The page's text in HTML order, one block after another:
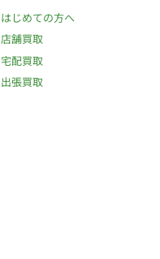
はじめての方へ
店舗買取
宅配買取
出張買取